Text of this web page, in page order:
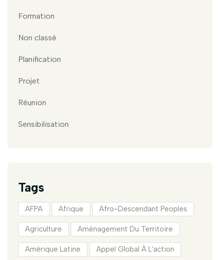
Formation
Non classé
Planification
Projet
Réunion
Sensibilisation
Tags
AFPA Afrique Afro-Descendant Peoples
Agriculture Aménagement Du Territoire
Amérique Latine Appel Global À L'action